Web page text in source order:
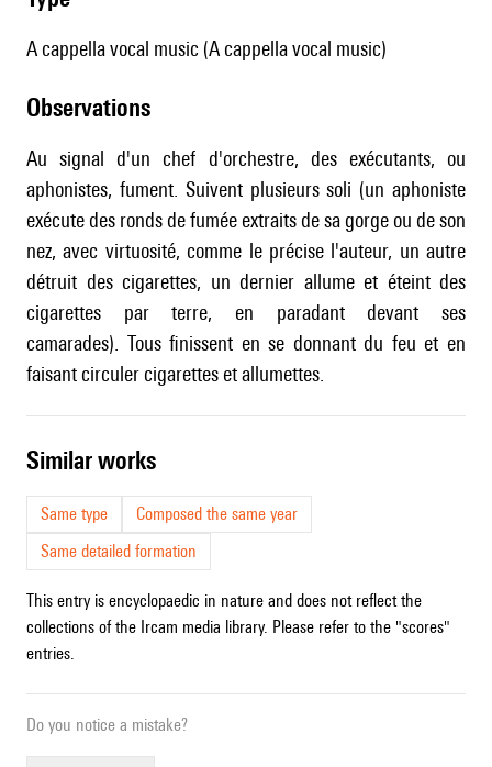
A cappella vocal music (A cappella vocal music)
observations
Au signal d'un chef d'orchestre, des exécutants, ou
aphonistes, fument. Suivent plusieurs soli (un aphoniste
exécute des ronds de fumée extraits de sa gorge ou de son
nez, avec virtuosité, comme le précise l'auteur, un autre
détruit des cigarettes, un dernier allume et éteint des
cigarettes par terre, en paradant devant ses
camarades). Tous finissent en se donnant du feu et en
faisant circuler cigarettes et allumettes.
similar works
Same type
Composed the same year
Same detailed formation
This entry is encyclopaedic in nature and does not reflect the
collections of the Ircam media library. Please refer to the "scores"
entries.
Do you notice a mistake?